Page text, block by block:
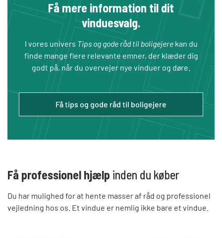
Få mere information til dit
vinduesvalg.
I vores univers Tips og gode råd til boligejerekan du
finde mange flere relevante emner, der klæder dig
godt på, når du overvejer nye vinduer og døre.
Få tips og gode råd til boligejere
Få professionel hjælp inden du køber
Du har mulighed for at hente masser af råd og professionel
vejledning hos os. Et vindue er nemlig ikke bare et vindue.